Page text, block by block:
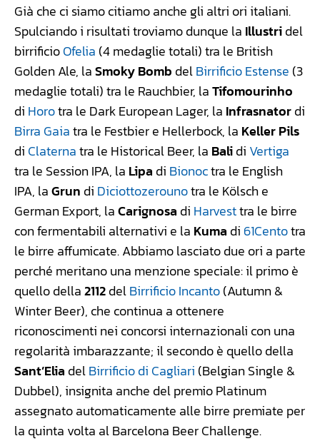
Già che ci siamo citiamo anche gli altri ori italiani.
Spulciando i risultati troviamo dunque la Illustridel
birrificioOfelia (4 medaglie totali) tra le British
Golden Ale, laSmoky Bomb delBirrificio Estense (3
medaglie totali) tra le Rauchbier, laTifomourinho
di Horotra le Dark European Lager, la Infrasnatordi
Birra Gaiatra le Festbier e Hellerbock, la Keller Pils
di Claternatra le Historical Beer, la Balidi Vertiga
tra le Session IPA, la Lipa di Bionoctra le English
IPA, laGrun di Diciottozerounotra le Kölsch e
German Export, laCarignosa di Harvesttra le birre
con fermentabili alternativi e la Kuma di61Centotra
le birre affumicate. Abbiamo lasciato due ori a parte
perché meritano una menzione speciale: il primo è
quello della2112delBirrificio Incanto(Autumn &
Winter Beer), che continua a ottenere
riconoscimenti nei concorsi internazionali con una
regolarità imbarazzante; il secondo è quello della
Sant’Elia delBirrificio di Cagliari (Belgian Single &
Dubbel), insignita anche del premio Platinum
assegnato automaticamente alle birre premiate per
la quinta volta al Barcelona Beer Challenge.